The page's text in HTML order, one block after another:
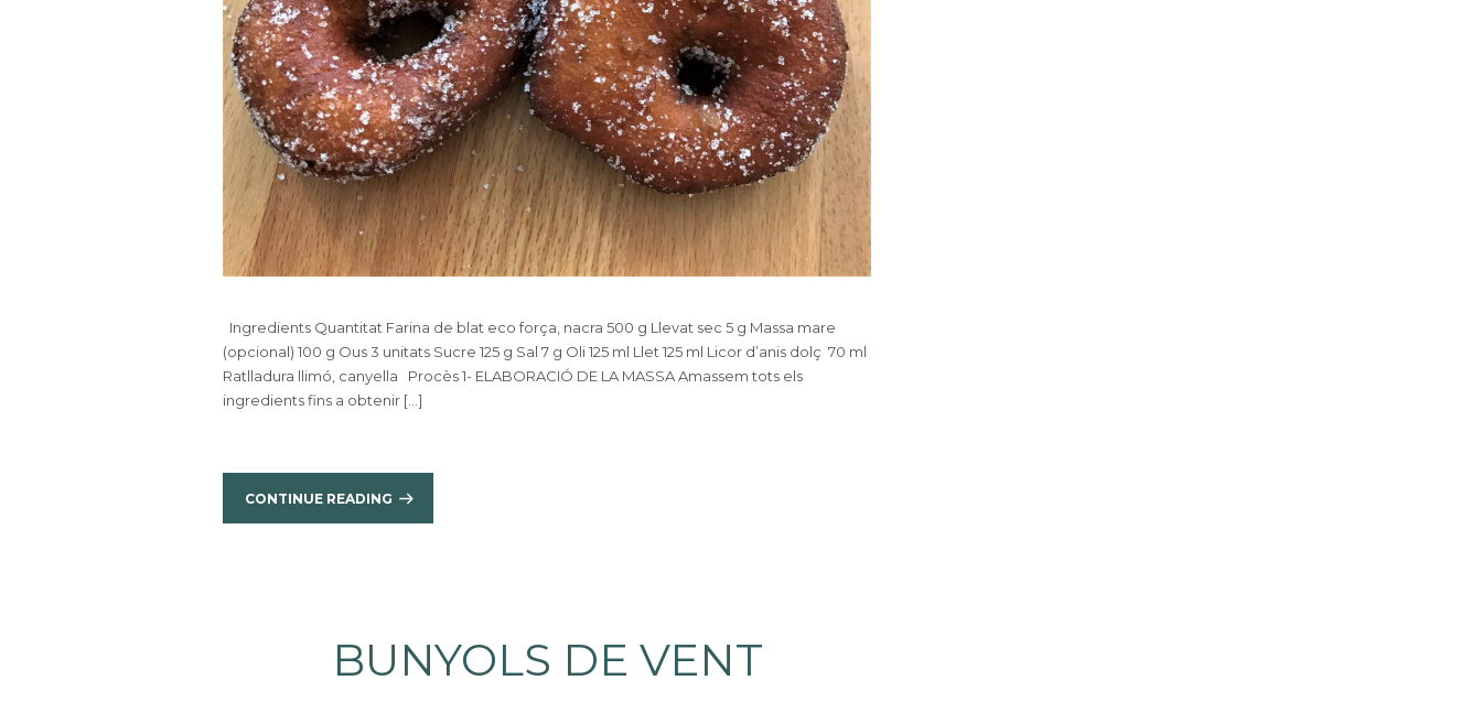
Ingredients Quantitat Farina de blat eco força, nacra 500 g Llevat sec 5 g Massa mare
(opcional) 100 g Ous 3 unitats Sucre 125 g Sal 7 g Oli 125 ml Llet 125 ml Licor d’anis dolç 70 ml
Ratlladura llimó, canyella Procès 1- ELABORACIÓ DE LA MASSA Amassem tots els
ingredients fins a obtenir […]
CONTINUE READING
BUNYOLS DE VENT